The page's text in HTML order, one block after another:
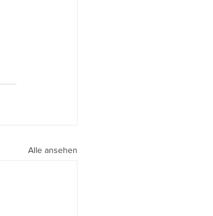
Alle ansehen